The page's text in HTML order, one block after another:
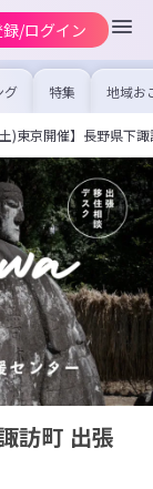
/ログイン
グ 特集 地域お
の求
を集め
事内容
を比較
合った
けよう
)東京開催】長野県下
訪町 出張